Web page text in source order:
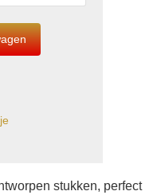
stukken, perfect